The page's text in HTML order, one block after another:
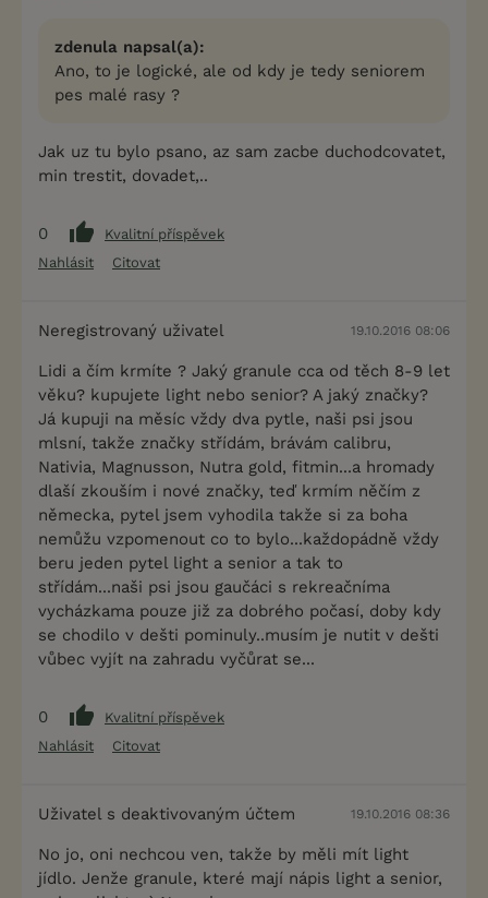
zdenula napsal(a):
Ano, to je logické, ale od kdy je tedy seniorem
pes malé rasy ?
Jak uz tu bylo psano, az sam zacbe duchodcovatet,
min trestit, dovadet,..
0
Kvalitní příspěvek
Nahlásit
Citovat
Neregistrovaný uživatel 19.10.2016 08:06
Lidi a čím krmíte ? Jaký granule cca od těch 8-9 let
věku? kupujete light nebo senior? A jaký značky?
Já kupuji na měsíc vždy dva pytle, naši psi jsou
mlsní, takže značky střídám, brávám calibru,
Nativia, Magnusson, Nutra gold, fitmin...a hromady
dlaší zkouším i nové značky, teď krmím něčím z
německa, pytel jsem vyhodila takže si za boha
nemůžu vzpomenout co to bylo...každopádně vždy
beru jeden pytel light a senior a tak to
střídám...naši psi jsou gaučáci s rekreačníma
vycházkama pouze již za dobrého počasí, doby kdy
se chodilo v dešti pominuly..musím je nutit v dešti
vůbec vyjít na zahradu vyčůrat se...
0
Kvalitní příspěvek
Nahlásit
Citovat
Uživatel s deaktivovaným účtem 19.10.2016 08:36
No jo, oni nechcou ven, takže by měli mít light
jídlo. Jenže granule, které mají nápis light a senior,